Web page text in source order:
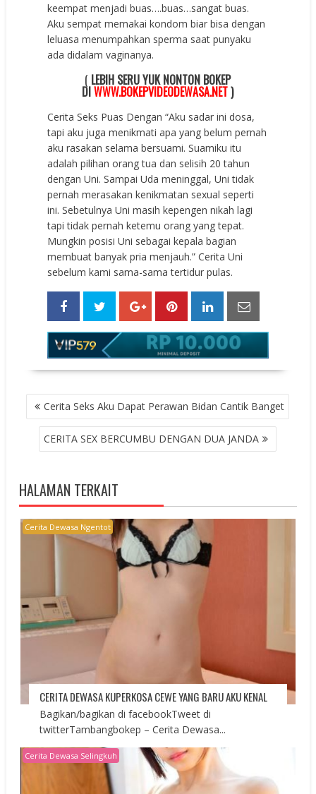
keempat menjadi buas….buas…sangat buas.
Aku sempat memakai kondom biar bisa dengan
leluasa menumpahkan sperma saat punyaku
ada didalam vaginanya.
( LEBIH SERU YUK NONTON BOKEP
DIWWW.BOKEPVIDEODEWASA.NET)
Cerita Seks Puas Dengan “Aku sadar ini dosa,
tapi aku juga menikmati apa yang belum pernah
aku rasakan selama bersuami. Suamiku itu
adalah pilihan orang tua dan selisih 20 tahun
dengan Uni. Sampai Uda meninggal, Uni tidak
pernah merasakan kenikmatan sexual seperti
ini. Sebetulnya Uni masih kepengen nikah lagi
tapi tidak pernah ketemu orang yang tepat.
Mungkin posisi Uni sebagai kepala bagian
membuat banyak pria menjauh.” Cerita Uni
sebelum kami sama-sama tertidur pulas.
POST
NAVIGATION
Cerita Seks Aku Dapat Perawan Bidan Cantik Banget
CERITA SEX BERCUMBU DENGAN DUA JANDA
HALAMAN TERKAIT
Cerita Dewasa Ngentot
CERITA DEWASA KUPERKOSA CEWE YANG BARU AKU KENAL
Bagikan/bagikan di facebookTweet di
twitterTambangbokep – Cerita Dewasa...
Cerita Dewasa Selingkuh